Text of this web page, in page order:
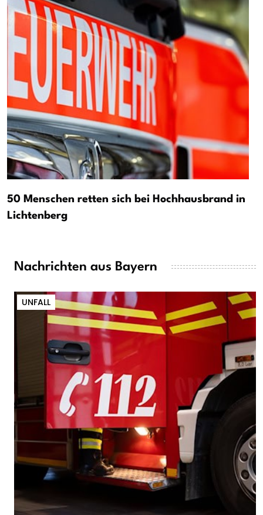
50 Menschen retten sich bei Hochhausbrand in
Lichtenberg
Nachrichten aus Bayern
UNFALL